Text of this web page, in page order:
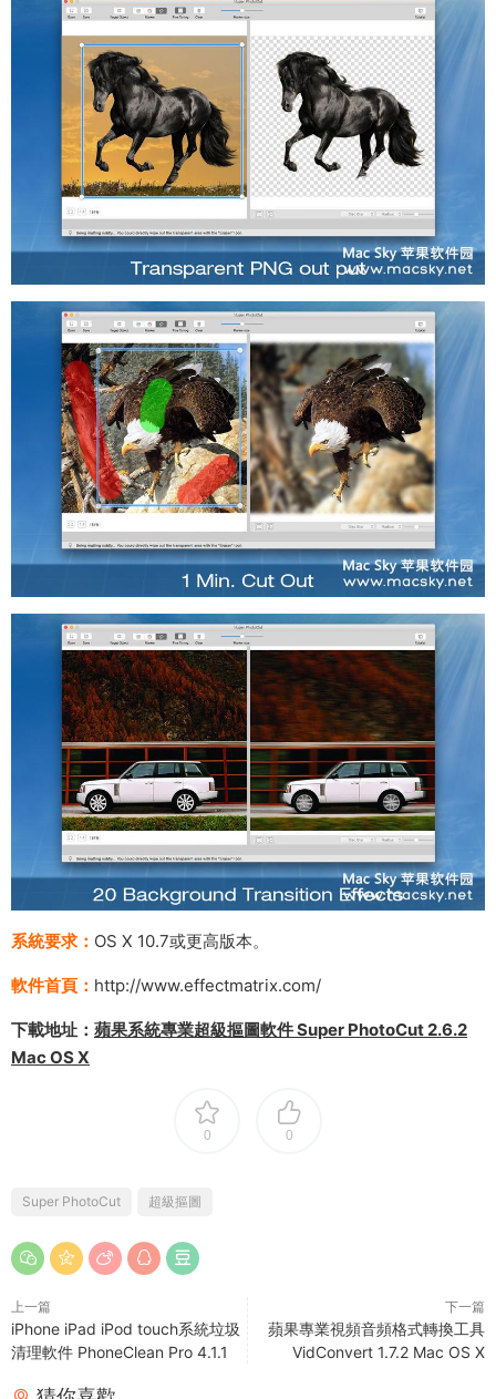
系統要求： OS X 10.7或更高版本。
軟件首頁： http://www.effectmatrix.com/
下載地址： 蘋果系統專業超級摳圖軟件 Super PhotoCut 2.6.2
Mac OS X
0 0
Super PhotoCut 超級摳圖
上一篇
iPhone iPad iPod touch系統垃圾
清理軟件 PhoneClean Pro 4.1.1
下一篇
蘋果專業視頻音頻格式轉換工具
VidConvert 1.7.2 Mac OS X